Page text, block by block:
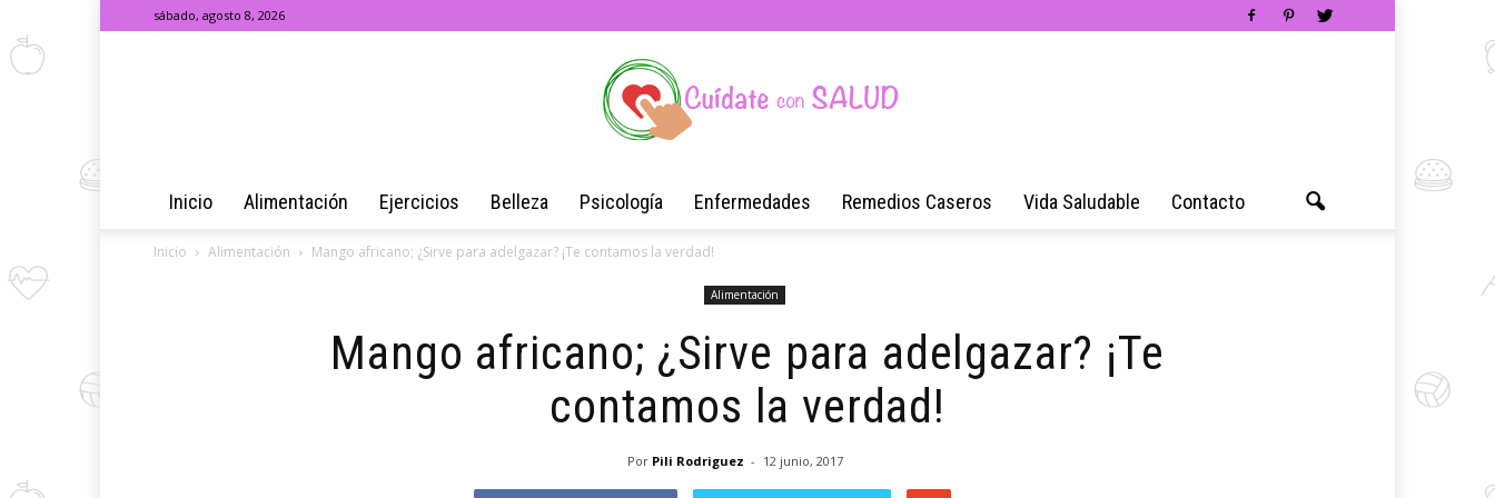
sábado, agosto 8, 2026
de
Inicio Alimentación Ejercicios Belleza Psicología Enfermedades Remedios Caseros Vida Saludable Contacto
Inicio Alimentación Mango africano; ¿Sirve para adelgazar? ¡Te contamos la verdad!
Alimentación
Mango africano; ¿Sirve para adelgazar? ¡Te
contamos la verdad!
Por Pili Rodriguez - 12 junio, 2017